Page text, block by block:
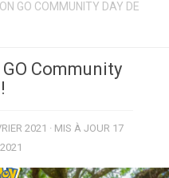
GO COMMUNITY DAY DE
Community
2021 · MIS À JOUR 17